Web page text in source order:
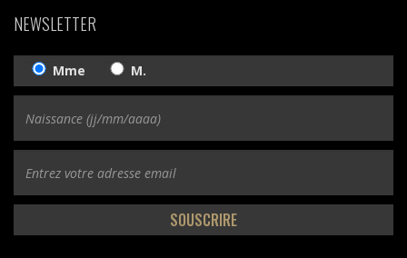
NEWSLETTER
Mme M.
SOUSCRIRE